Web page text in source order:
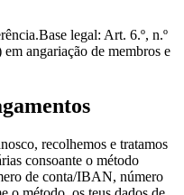
legal: Art. 6.º, n.º
angariação de membros e
recolhemos e tratamos
consoante o método
de conta/IBAN, número